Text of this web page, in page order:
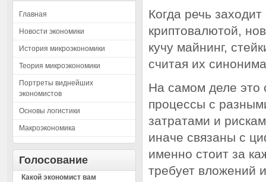
Главная
Новости экономики
История микроэкономики
Теория микроэкономики
Портреты виднейших
экономистов
Основы логистики
Макроэкономика
Голосование
Какой экономист вам
Когда речь
криптовалютой,
кучу майнинг,
считая их
На самом деле это
процессы с
затратами и
иначе связаны с
именно стоит за
требует вложений